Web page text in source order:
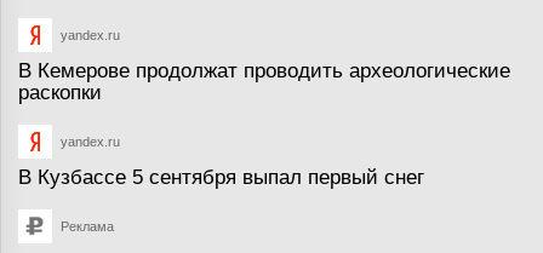
yandex.ru
В Кемерове продолжат проводить археологические
раскопки
yandex.ru
В Кузбассе 5 сентября выпал первый снег
Реклама